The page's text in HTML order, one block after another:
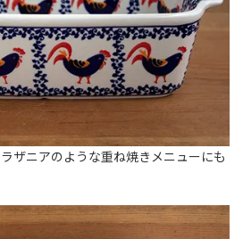
ザニアのような重ね焼きメニューにも